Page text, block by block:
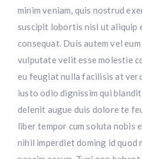
minim veniam, quis nostrud
suscipit lobortis nisl ut aliquip
consequat. Duis autem vel
vulputate velit esse molestie
eu feugiat nulla facilisis at
iusto odio dignissim qui
delenit augue duis dolore te
liber tempor cum soluta nobis
nihil imperdiet doming id quod